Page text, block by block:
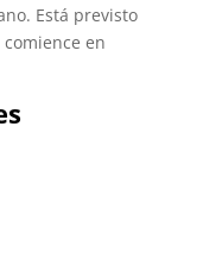
Está previsto
en